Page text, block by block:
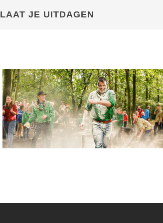
LAAT JE UITDAGEN